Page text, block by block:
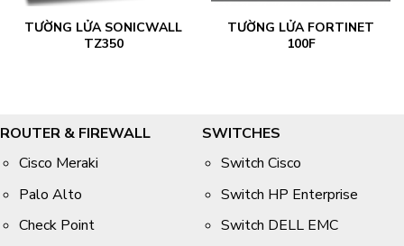
TƯỜNG LỬA SONICWALL
TZ350
TƯỜNG LỬA FORTINET
100F
ROUTER & FIREWALL
Cisco Meraki
Palo Alto
Check Point
SWITCHES
Switch Cisco
Switch HP Enterprise
Switch DELL EMC